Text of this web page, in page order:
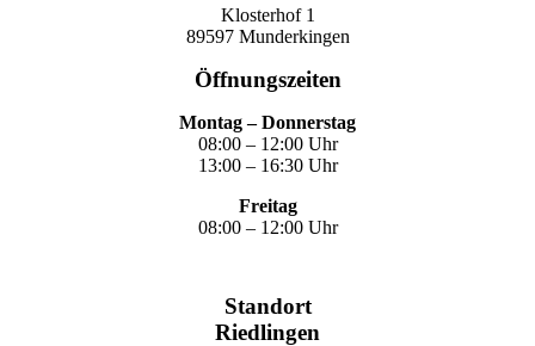
Klosterhof 1
89597 Munderkingen
Öffnungszeiten
Montag – Donnerstag
08:00 – 12:00 Uhr
13:00 – 16:30 Uhr
Freitag
08:00 – 12:00 Uhr
Standort
Riedlingen